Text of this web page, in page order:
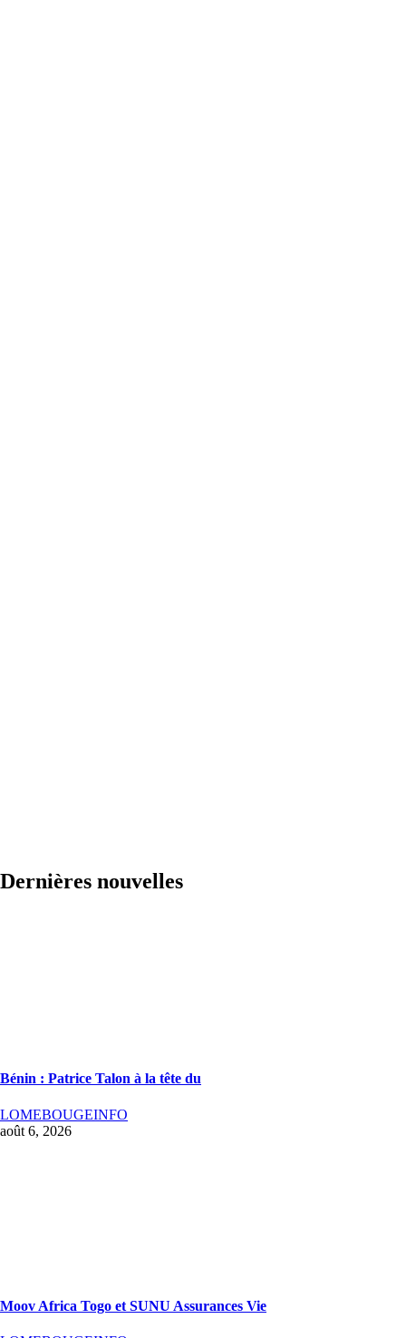
Dernières nouvelles
Bénin : Patrice Talon à la tête du
LOMEBOUGEINFO
août 6, 2026
Moov Africa Togo et SUNU Assurances Vie